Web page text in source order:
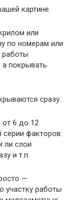
картине.
или
по номерам или
работы
покрывать
сразу.
6 до 12
серии факторов:
ли слои
и т.п.
—
участку работы